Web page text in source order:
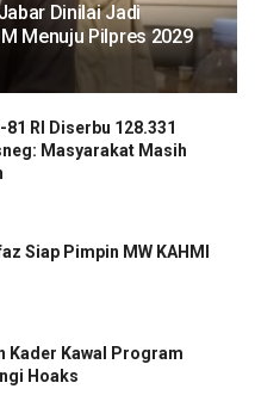
Dinilai Jadi
Menuju Pilpres 2029
RI Diserbu 128.331
Masyarakat Masih
Siap Pimpin MW KAHMI
Kader Kawal Program
Hoaks